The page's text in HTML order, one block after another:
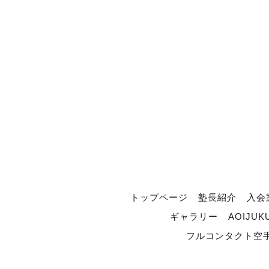
トップページ 塾長紹介
入
ギャラリー
フルコンタクト空